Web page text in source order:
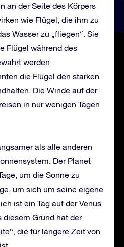
an der Seite des Körpers
wie Flügel, die ihm zu
Wasser zu „fliegen“. Sie
Flügel während des
werden
die Flügel den starken
Die Winde auf der
in nur wenigen Tagen
als alle anderen
Der Planet
um die Sonne zu
um sich um seine eigene
ist ein Tag auf der Venus
diesem Grund hat der
die für längere Zeit von